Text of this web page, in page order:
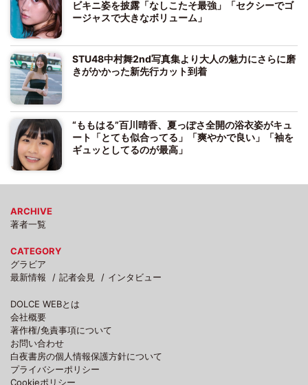
ビキニ姿を披露「なしこたそ最強」「セクシーでゴ
ージャスで大きなボリューム」
STU48中村舞2nd写真集より大人の魅力にさらに磨
きがかかった新先行カット到着
“ももはる”百川晴香、夏っぽさ全開の浴衣姿がキュ
ート「とても似合ってる」「爽やかで良い」「袖を
ギュッとしてるのが最高」
ARCHIVE
著者一覧
CATEGORY
グラビア
最新情報
記者会見 インタビュー
DOLCE WEBとは
会社概要
著作権/免責事項について
お問い合わせ
白夜書房の個人情報保護方針について
プライバシーポリシー
Cookieポリシー